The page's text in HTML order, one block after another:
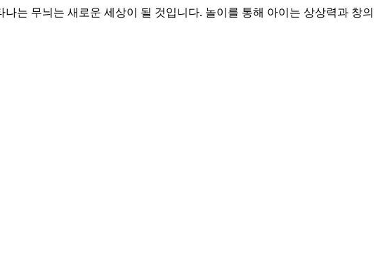
는 무늬는 새로운 세상이 될 것입니다. 놀이를 통해 아이는 상상력과 창의